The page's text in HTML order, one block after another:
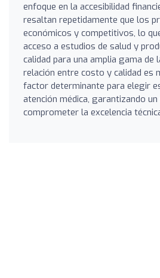
enfoque en la accesibilidad
resaltan repetidamente que los
económicos y competitivos, lo
acceso a estudios de salud y
calidad para una amplia gama de
relación entre costo y calidad es
factor determinante para elegir
atención médica, garantizando
comprometer la excelencia